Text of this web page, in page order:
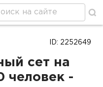
в Москве
сет на
человек -
ID: 2252649